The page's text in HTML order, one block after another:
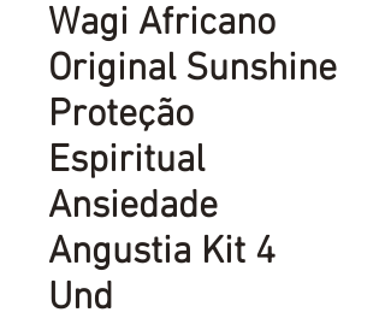
Wagi Africano
Original Sunshine
Proteção
Espiritual
Ansiedade
Angustia Kit 4
Und